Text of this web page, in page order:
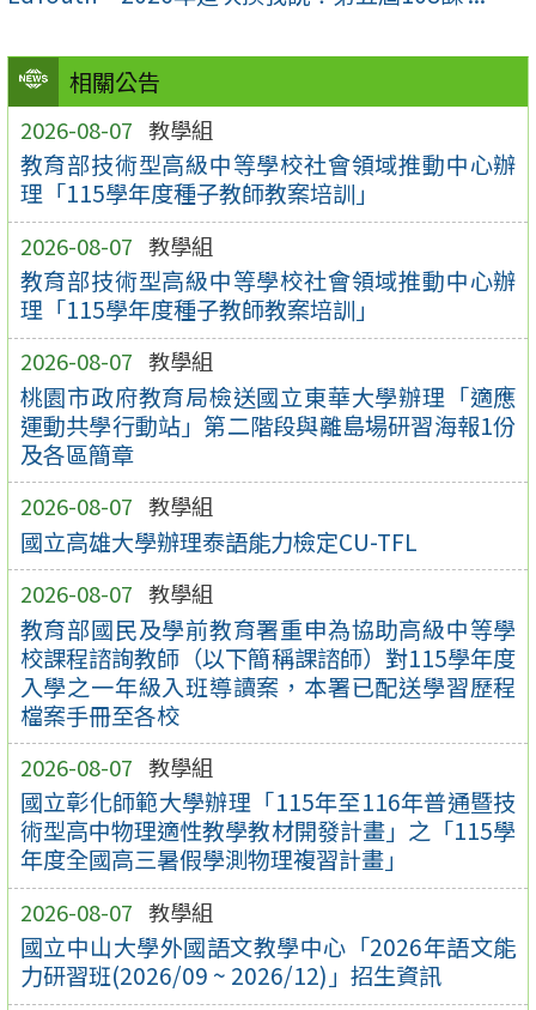
相關公告
2026-08-07 教學組
教育部技術型高級中等學校社會領域推動中心辦
理「115學年度種子教師教案培訓」
2026-08-07 教學組
教育部技術型高級中等學校社會領域推動中心辦
理「115學年度種子教師教案培訓」
2026-08-07 教學組
桃園市政府教育局檢送國立東華大學辦理「適應
運動共學行動站」第二階段與離島場研習海報1份
及各區簡章
2026-08-07 教學組
國立高雄大學辦理泰語能力檢定CU-TFL
2026-08-07 教學組
教育部國民及學前教育署重申為協助高級中等學
校課程諮詢教師（以下簡稱課諮師）對115學年度
入學之一年級入班導讀案，本署已配送學習歷程
檔案手冊至各校
2026-08-07 教學組
國立彰化師範大學辦理「115年至116年普通暨技
術型高中物理適性教學教材開發計畫」之「115學
年度全國高三暑假學測物理複習計畫」
2026-08-07 教學組
國立中山大學外國語文教學中心「2026年語文能
力研習班(2026/09 ~ 2026/12)」招生資訊